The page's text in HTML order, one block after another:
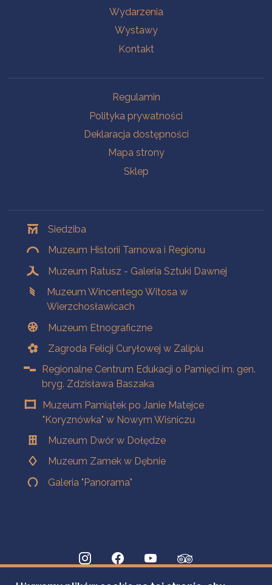
Wydarzenia
Wystawy
Kontakt
Regulamin
Polityka prywatności
Deklaracja dostępności
Mapa strony
Sklep
Siedziba
Muzeum Historii Tarnowa i Regionu
Muzeum Ratusz - Galeria Sztuki Dawnej
Muzeum Wincentego Witosa w
Wierzchosławicach
Muzeum Etnograficzne
Zagroda Felicji Curyłowej w Zalipiu
Regionalne Centrum Edukacji o Pamięci im. gen.
bryg. Zdzisława Baszaka
Muzeum Pamiątek po Janie Matejce
"Koryznówka" w Nowym Wiśniczu
Muzeum Dwór w Dołędze
Muzeum Zamek w Dębnie
Galeria "Panorama"